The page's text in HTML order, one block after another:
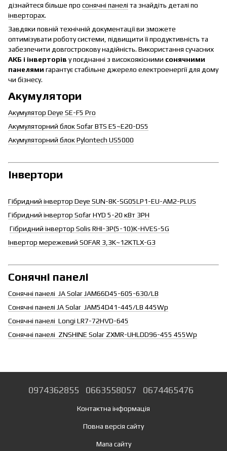
дізнайтеся більше про сонячні панелі та знайдіть деталі по
інверторах.
Завдяки повній технічній документації ви зможете
оптимізувати роботу системи, підвищити її продуктивність та
забезпечити довгострокову надійність. Використання сучасних
АКБ і інверторів у поєднанні з високоякісними сонячними
панелями гарантує стабільне джерело електроенергії для дому
чи бізнесу.
Акумулятори
Акумулятор Deye SE-F5 Pro
Акумуляторний блок Sofar BTS E5~E20-DS5
Акумуляторний блок Pylontech US5000
Інвертори
Гібридний інвертор Deye SUN-8K-SG05LP1-EU-AM2-PLUS
Гібридний інвертор Sofar HYD 5-20 кВт 3PH
Гібридний інвертор Solis RHI-3P(5-10)K-HVES-5G
Інвертор мережевий SOFAR 3,3K~12KTLX-G3
Сонячні панелі
Сонячні панелі JA Solar JAM66D45-605-630/LB
Сонячні панелі JA Solar JAM54D41-445/LB 445Wp
Сонячні панелі Longi LR7-72HVD-645
Сонячні панелі ZNSHINE Solar ZXMR-UHLDD96-455 455Wp
0974362855 0663558057 0674465476
Контактна інформація
Повна версія сайту
Мапа сайту